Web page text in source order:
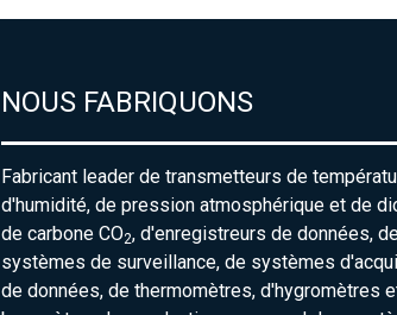
NOUS FABRIQUONS
Fabricant leader de transmetteurs de
d'humidité, de pression atmosphérique et de
de carbone CO2, d'enregistreurs de données,
systèmes de surveillance, de systèmes
de données, de thermomètres, d'hygromètres